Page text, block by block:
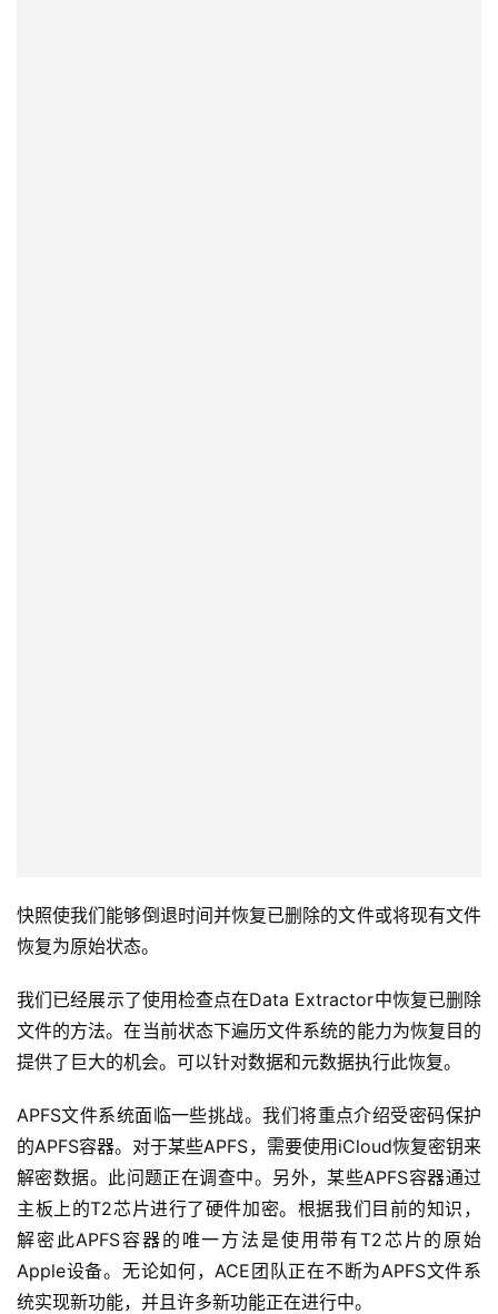
快照使我们能够倒退时间并恢复已删除的文件或将现有文件
恢复为原始状态。
我们已经展示了使用检查点在Data Extractor中恢复已删除
文件的方法。在当前状态下遍历文件系统的能力为恢复目的
提供了巨大的机会。可以针对数据和元数据执行此恢复。
APFS文件系统面临一些挑战。我们将重点介绍受密码保护
的APFS容器。对于某些APFS，需要使用iCloud恢复密钥来
解密数据。此问题正在调查中。另外，某些APFS容器通过
主板上的T2芯片进行了硬件加密。根据我们目前的知识，
解密此APFS容器的唯一方法是使用带有T2芯片的原始
Apple设备。无论如何，ACE团队正在不断为APFS文件系
统实现新功能，并且许多新功能正在进行中。